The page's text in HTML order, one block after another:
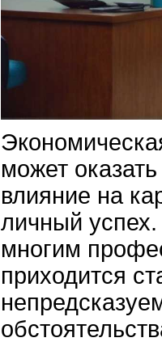
может
влияние на
личный
многим
приходится